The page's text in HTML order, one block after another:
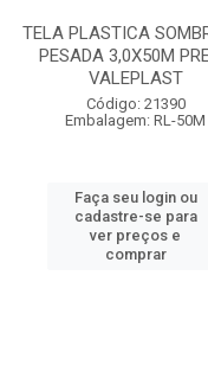
TELA PLASTICA
PESADA 3,0X50M
VALEPLAST
Código: 21390
Embalagem: RL-50M
Faça seu login ou
cadastre-se para
ver preços e
comprar